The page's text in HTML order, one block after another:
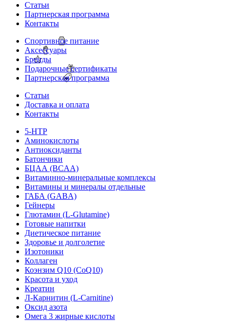
Статьи
Партнерская программа
Контакты
Спортивное питание
Аксессуары
Бренды
Подарочные сертификаты
Партнерская программа
Статьи
Доставка и оплата
Контакты
5-HTP
Аминокислоты
Антиоксиданты
Батончики
БЦАА (BCAA)
Витаминно-минеральные комплексы
Витамины и минералы отдельные
ГАБА (GABA)
Гейнеры
Глютамин (L-Glutamine)
Готовые напитки
Диетическое питание
Здоровье и долголетие
Изотоники
Коллаген
Коэнзим Q10 (CoQ10)
Красота и уход
Креатин
Л-Карнитин (L-Сarnitine)
Оксид азота
Омега 3 жирные кислоты